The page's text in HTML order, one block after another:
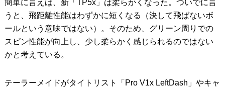
簡単に言えば、新「TP5x」は柔らかくなった。ついでに言
うと、飛距離性能はわずかに短くなる（決して飛ばないボ
ールという意味ではない）。そのため、グリーン周りでの
スピン性能が向上し、少し柔らかく感じられるのではない
かと考えている。
テーラーメイドがタイトリスト「Pro V1x LeftDash」やキャ